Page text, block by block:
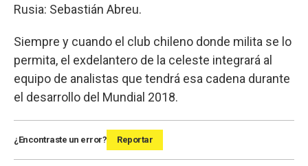
Rusia: Sebastián Abreu.
Siempre y cuando el club chileno donde milita se lo
permita, el exdelantero de la celeste integrará al
equipo de analistas que tendrá esa cadena durante
el desarrollo del Mundial 2018.
¿Encontraste un error? Reportar